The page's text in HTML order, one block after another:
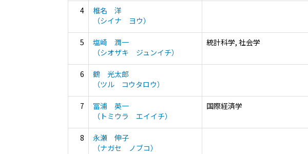
4
椎名 洋
（シイナ ヨウ）
5
塩崎 潤一
（シオザキ ジュンイチ）
統計科学, 社会学
6
鶴 光太郎
（ツル コウタロウ）
7
冨浦 英一
（トミウラ エイイチ）
国際経済学
8
永瀬 伸子
（ナガセ ノブコ）